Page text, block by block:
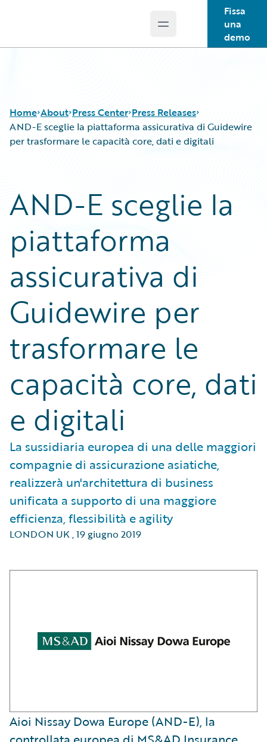
Open main menu
Fissa
una
demo
Home About Press Center Press Releases
AND-E sceglie la piattaforma assicurativa di Guidewire
per trasformare le capacità core, dati e digitali
AND-E sceglie la
piattaforma
assicurativa di
Guidewire per
trasformare le
capacità core, dati
e digitali
La sussidiaria europea di una delle maggiori
compagnie di assicurazione asiatiche,
realizzerà un'architettura di business
unificata a supporto di una maggiore
efficienza, flessibilità e agility
LONDON UK,19 giugno 2019
Aioi Nissay Dowa Europe (AND-E), la